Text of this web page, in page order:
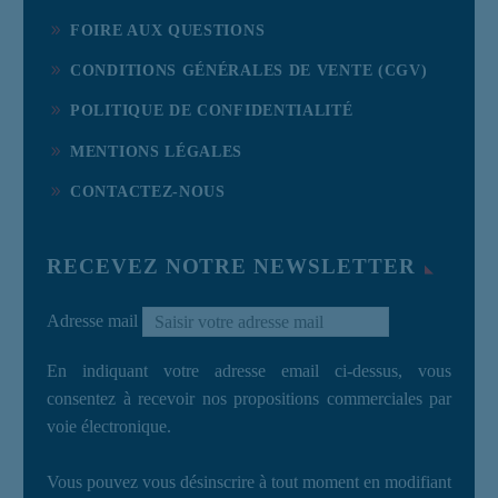
FOIRE AUX QUESTIONS
CONDITIONS GÉNÉRALES DE VENTE (CGV)
POLITIQUE DE CONFIDENTIALITÉ
MENTIONS LÉGALES
CONTACTEZ-NOUS
RECEVEZ NOTRE NEWSLETTER
Adresse mail
En indiquant votre adresse email ci-dessus, vous
consentez à recevoir nos propositions commerciales par
voie électronique.
Vous pouvez vous désinscrire à tout moment en modifiant